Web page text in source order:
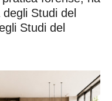
Studi del
Studi del